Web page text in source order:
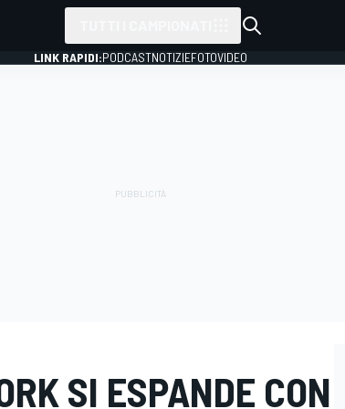
LINK RAPIDI:PODCASTNOTIZIEFOTOVIDEO
SI ESPANDE CON